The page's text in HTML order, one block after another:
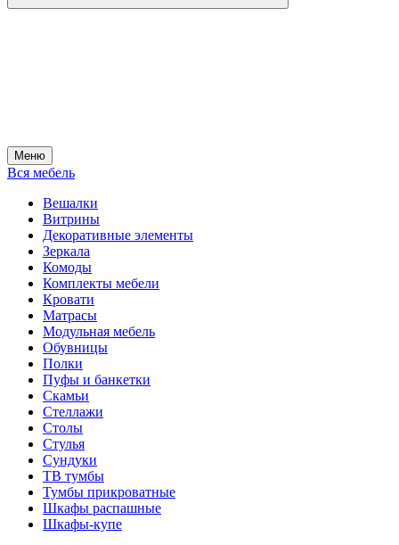
Меню
Вся мебель
Вешалки
Витрины
Декоративные элементы
Зеркала
Комоды
Комплекты мебели
Кровати
Матрасы
Модульная мебель
Обувницы
Полки
Пуфы и банкетки
Скамьи
Стеллажи
Столы
Стулья
Сундуки
ТВ тумбы
Тумбы прикроватные
Шкафы распашные
Шкафы-купе